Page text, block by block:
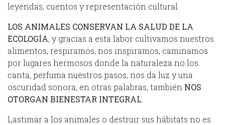
leyendas, cuentos y representación cultural.
LOS ANIMALES CONSERVAN LA SALUD DE LA
ECOLOGÍA, y gracias a esta labor cultivamos nuestros
alimentos, respiramos, nos inspiramos, caminamos
por lugares hermosos donde la naturaleza no los
canta, perfuma nuestros pasos, nos da luz y una
oscuridad sonora, en otras palabras, también NOS
OTORGAN BIENESTAR INTEGRAL
Lastimar a los animales o destruir sus hábitats no es